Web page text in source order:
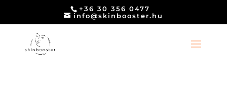
+36 30 356 0477
info@skinbooster.hu